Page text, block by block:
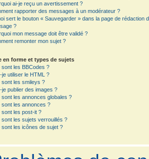
ai-je reçu un avertissement ?
rapporter des messages à un modérateur ?
sert le bouton « Sauvegarder » dans la page de rédaction
?
mon message doit être validé ?
remonter mon sujet ?
en forme et types de sujets
sont les BBCodes ?
je utiliser le HTML ?
sont les smileys ?
je publier des images ?
sont les annonces globales ?
sont les annonces ?
sont les post-it ?
sont les sujets verrouillés ?
sont les icônes de sujet ?